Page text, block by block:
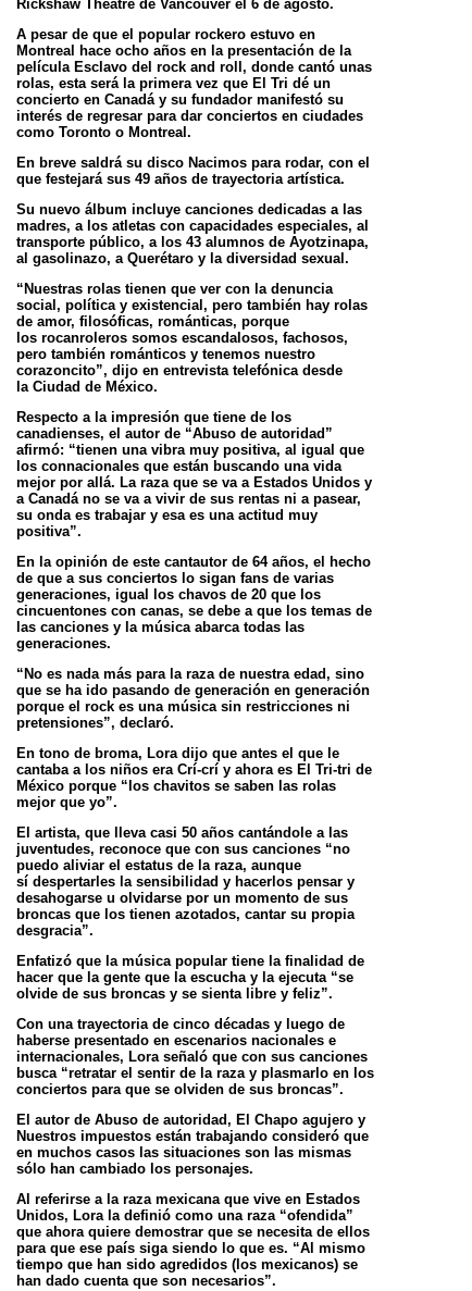
Rickshaw Theatre de Vancouver el 6 de agosto.
A pesar de que el popular rockero estuvo en
Montreal hace ocho años en la presentación de la
película Esclavo del rock and roll, donde cantó unas
rolas, esta será la primera vez que El Tri dé un
concierto en Canadá y su fundador manifestó su
interés de regresar para dar conciertos en ciudades
como Toronto o Montreal.
En breve saldrá su disco Nacimos para rodar, con el
que festejará sus 49 años de trayectoria artística.
Su nuevo álbum incluye canciones dedicadas a las
madres, a los atletas con capacidades especiales, al
transporte público, a los 43 alumnos de Ayotzinapa,
al gasolinazo, a Querétaro y la diversidad sexual.
“Nuestras rolas tienen que ver con la denuncia
social, política y existencial, pero también hay rolas
de amor, filosóficas, románticas, porque
los rocanroleros somos escandalosos, fachosos,
pero también románticos y tenemos nuestro
corazoncito”, dijo en entrevista telefónica desde
la Ciudad de México.
Respecto a la impresión que tiene de los
canadienses, el autor de “Abuso de autoridad”
afirmó: “tienen una vibra muy positiva, al igual que
los connacionales que están buscando una vida
mejor por allá. La raza que se va a Estados Unidos y
a Canadá no se va a vivir de sus rentas ni a pasear,
su onda es trabajar y esa es una actitud muy
positiva”.
En la opinión de este cantautor de 64 años, el hecho
de que a sus conciertos lo sigan fans de varias
generaciones, igual los chavos de 20 que los
cincuentones con canas, se debe a que los temas de
las canciones y la música abarca todas las
generaciones.
“No es nada más para la raza de nuestra edad, sino
que se ha ido pasando de generación en generación
porque el rock es una música sin restricciones ni
pretensiones”, declaró.
En tono de broma, Lora dijo que antes el que le
cantaba a los niños era Crí-crí y ahora es El Tri-tri de
México porque “los chavitos se saben las rolas
mejor que yo”.
El artista, que lleva casi 50 años cantándole a las
juventudes, reconoce que con sus canciones “no
puedo aliviar el estatus de la raza, aunque
sí despertarles la sensibilidad y hacerlos pensar y
desahogarse u olvidarse por un momento de sus
broncas que los tienen azotados, cantar su propia
desgracia”.
Enfatizó que la música popular tiene la finalidad de
hacer que la gente que la escucha y la ejecuta “se
olvide de sus broncas y se sienta libre y feliz”.
Con una trayectoria de cinco décadas y luego de
haberse presentado en escenarios nacionales e
internacionales, Lora señaló que con sus canciones
busca “retratar el sentir de la raza y plasmarlo en los
conciertos para que se olviden de sus broncas”.
El autor de Abuso de autoridad, El Chapo agujero y
Nuestros impuestos están trabajando consideró que
en muchos casos las situaciones son las mismas
sólo han cambiado los personajes.
Al referirse a la raza mexicana que vive en Estados
Unidos, Lora la definió como una raza “ofendida”
que ahora quiere demostrar que se necesita de ellos
para que ese país siga siendo lo que es. “Al mismo
tiempo que han sido agredidos (los mexicanos) se
han dado cuenta que son necesarios”.